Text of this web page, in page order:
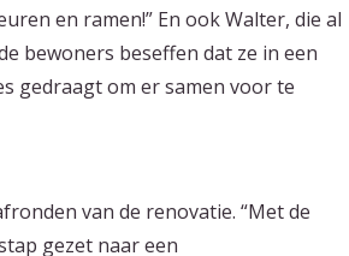
en ramen!” En ook Walter, die al
bewoners beseffen dat ze in een
gedraagt om er samen voor te
van de renovatie. “Met de
gezet naar een